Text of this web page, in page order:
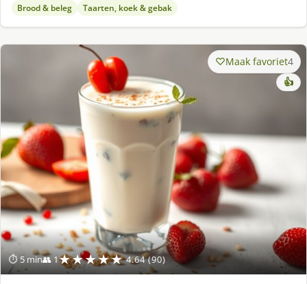
Brood & beleg Taarten, koek & gebak
⏱ 5 min👥 1★★★★★ 4.64 (90)
Maak favoriet4
👍